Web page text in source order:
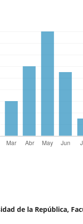
de la República,